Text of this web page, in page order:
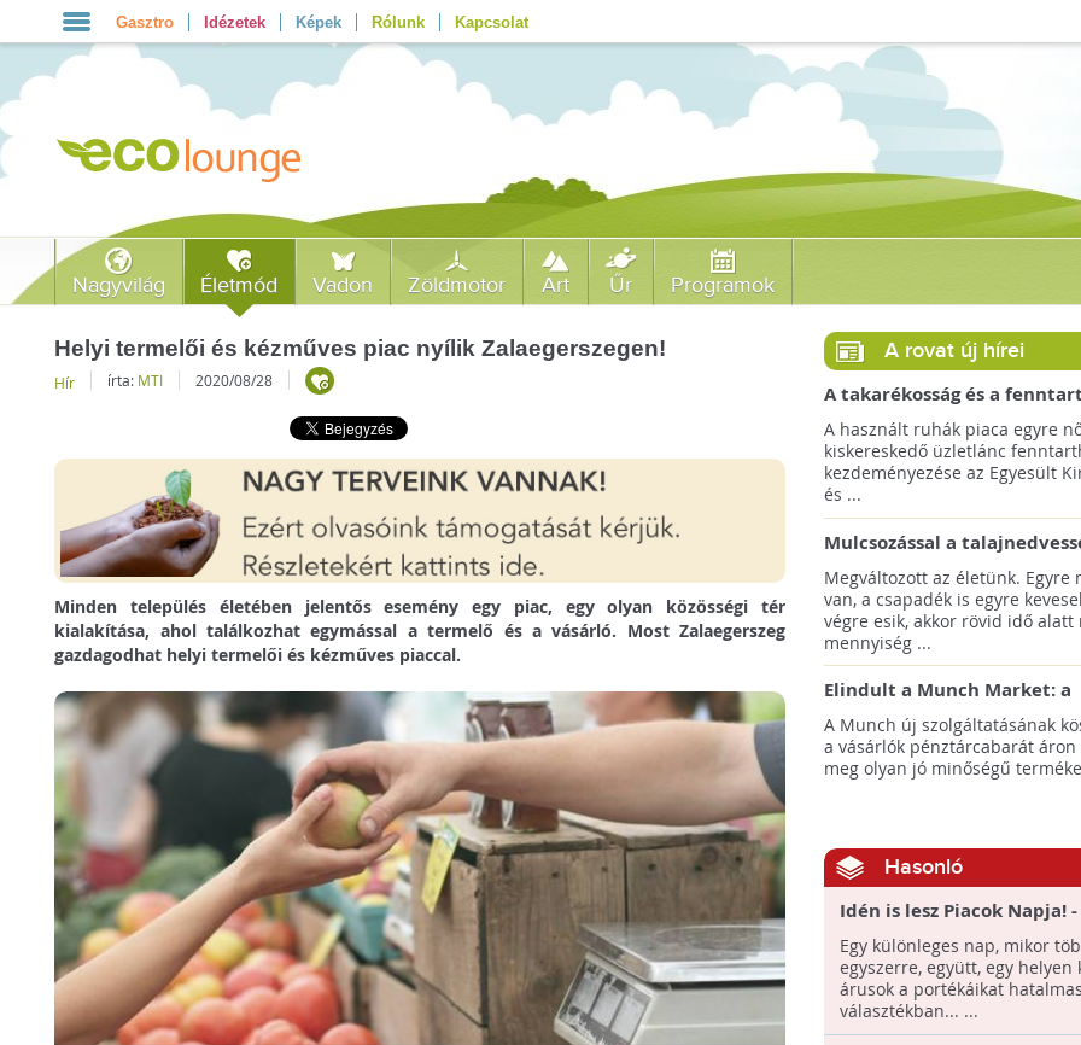
Gasztro Idézetek Képek Rólunk Kapcsolat
Nagyvilág Életmód Vadon Zöldmotor Art Űr Programok
Helyi termelői és kézműves piac nyílik Zalaegerszegen!
Hír írta: MTI 2020/08/28
Minden település életében jelentős esemény egy piac, egy olyan közösségi tér
kialakítása, ahol találkozhat egymással a termelő és a vásárló. Most Zalaegerszeg
gazdagodhat helyi termelői és kézműves piaccal.
A rovat új hírei
A takarékosság és a
ösztönzésére a Zara 14
országra terjeszti ki
szolgáltatását!
A használt ruhák piaca egyre
kiskereskedő üzletlánc
kezdeményezése az Egyesült
és ...
Mulcsozással a
megtartásáért
Megváltozott az életünk. Egyre
van, a csapadék is egyre
végre esik, akkor rövid idő alatt
mennyiség ...
Elindult a Munch Market: a
pazarláscsökkentő piactér
A Munch új szolgáltatásának
a vásárlók pénztárcabarát áron
meg olyan jó minőségű
Hasonló
Idén is lesz Piacok Napja! -
Közösségi vásár az
Egy különleges nap, mikor
egyszerre, együtt, egy helyen
árusok a portékáikat hatalmas
választékban... ...